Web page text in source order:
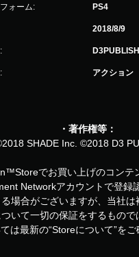
ォーム: PS4
2018/8/9
アクション
・著作権等：
SHADE Inc. ©2018 D3
でお買い上げのコンテ
Networkアカウントで登録
場合がございますが、当社
いて一切の保証をするもの
は最新の“Storeについて”をご